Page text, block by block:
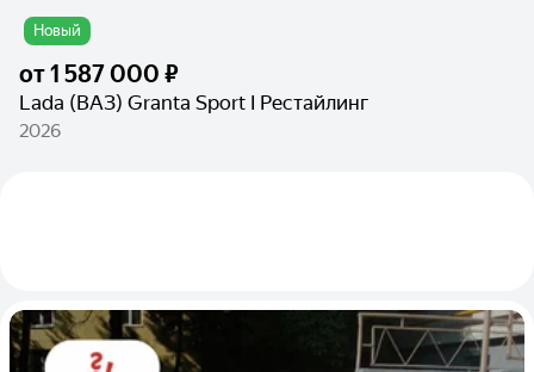
Новый
от1 587 000 ₽
Lada (ВАЗ) Granta Sport I Рестайлинг
2026